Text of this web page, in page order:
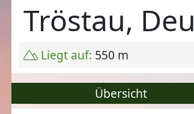
Tröstau,
Liegt auf: 550 m
Übersicht